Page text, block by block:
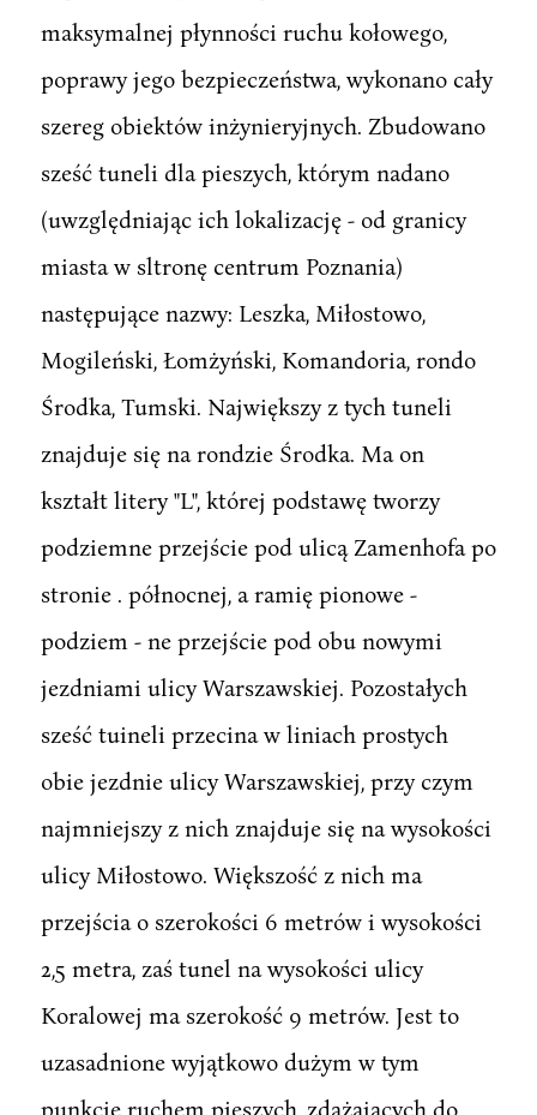
maksymalnej płynności ruchu kołowego,
poprawy jego bezpieczeństwa, wykonano cały
szereg obiektów inżynieryjnych. Zbudowano
sześć tuneli dla pieszych, którym nadano
(uwzględniając ich lokalizację - od granicy
miasta w sltronę centrum Poznania)
następujące nazwy: Leszka, Miłostowo,
Mogileński, Łomżyński, Komandoria, rondo
Środka, Tumski. Największy z tych tuneli
znajduje się na rondzie Środka. Ma on
kształt litery "L", której podstawę tworzy
podziemne przejście pod ulicą Zamenhofa po
stronie . północnej, a ramię pionowe -
podziem - ne przejście pod obu nowymi
jezdniami ulicy Warszawskiej. Pozostałych
sześć tuineli przecina w liniach prostych
obie jezdnie ulicy Warszawskiej, przy czym
najmniejszy z nich znajduje się na wysokości
ulicy Miłostowo. Większość z nich ma
przejścia o szerokości 6 metrów i wysokości
2,5 metra, zaś tunel na wysokości ulicy
Koralowej ma szerokość 9 metrów. Jest to
uzasadnione wyjątkowo dużym w tym
punkcie ruchem pieszych, zdążających do